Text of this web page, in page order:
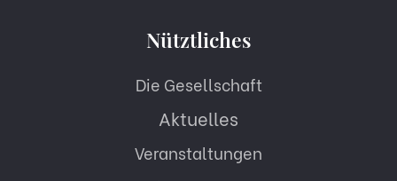
Nütztliches
Die Gesellschaft
Aktuelles
Veranstaltungen